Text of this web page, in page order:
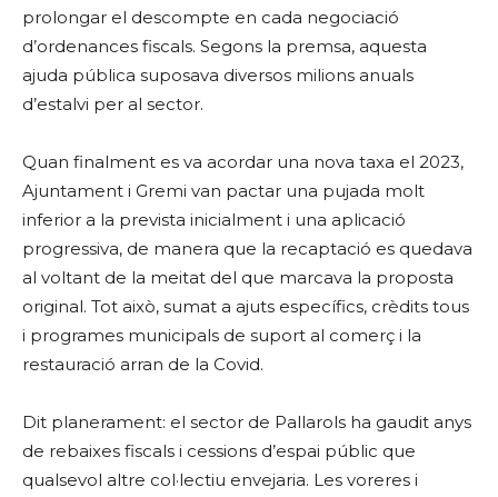
prolongar el descompte en cada negociació
d’ordenances fiscals. Segons la premsa, aquesta
ajuda pública suposava diversos milions anuals
d’estalvi per al sector.
Quan finalment es va acordar una nova taxa el 2023,
Ajuntament i Gremi van pactar una pujada molt
inferior a la prevista inicialment i una aplicació
progressiva, de manera que la recaptació es quedava
al voltant de la meitat del que marcava la proposta
original. Tot això, sumat a ajuts específics, crèdits tous
i programes municipals de suport al comerç i la
restauració arran de la Covid.
Dit planerament: el sector de Pallarols ha gaudit anys
de rebaixes fiscals i cessions d’espai públic que
qualsevol altre col·lectiu envejaria. Les voreres i